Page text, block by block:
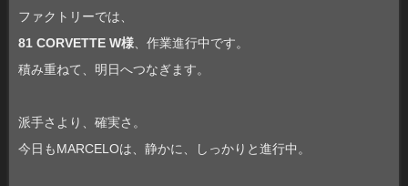
ファクトリーでは、
81 CORVETTE W様 、作業進行中です。
積み重ねて、明日へつなぎます。
派手さより、確実さ。
今日もMARCELOは、静かに、しっかりと進行中。